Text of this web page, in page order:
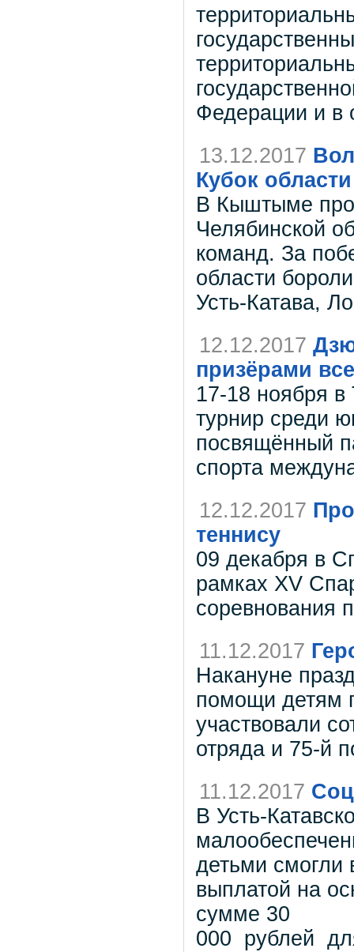
Федерации и в
13.12.2017
Кубок области
В Кыштыме
Челябинской
команд. За
области
Усть-Катава,
12.12.2017
призёрами
17-18 ноября
турнир среди
посвящённый
спорта
12.12.2017
теннису
09 декабря в
рамках XV
соревнования
11.12.2017
Накануне
помощи детям
участвовали
отряда и 75-й
11.12.2017
В Усть-
детьми смогли
выплатой на
сумме 30
000 рублей